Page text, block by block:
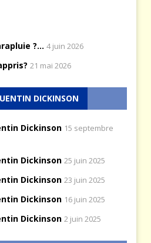
?... 4 juin 2026
21 mai 2026
DICKINSON
Dickinson 15 septembre
Dickinson 25 juin 2025
Dickinson 23 juin 2025
Dickinson 16 juin 2025
Dickinson 2 juin 2025